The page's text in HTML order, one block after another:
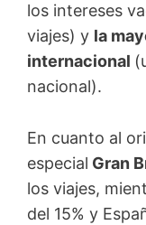
los intereses
viajes) y la
internacional
nacional).
En cuanto al
especial Gran
los viajes,
del 15% y